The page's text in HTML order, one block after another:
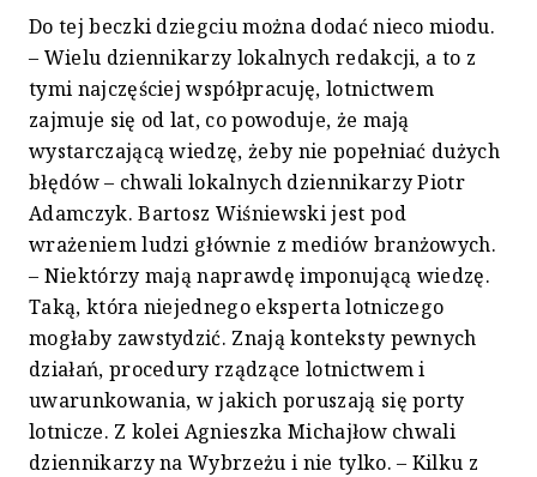
Do tej beczki dziegciu można dodać nieco miodu.
– Wielu dziennikarzy lokalnych redakcji, a to z
tymi najczęściej współpracuję, lotnictwem
zajmuje się od lat, co powoduje, że mają
wystarczającą wiedzę, żeby nie popełniać dużych
błędów – chwali lokalnych dziennikarzy Piotr
Adamczyk. Bartosz Wiśniewski jest pod
wrażeniem ludzi głównie z mediów branżowych.
– Niektórzy mają naprawdę imponującą wiedzę.
Taką, która niejednego eksperta lotniczego
mogłaby zawstydzić. Znają konteksty pewnych
działań, procedury rządzące lotnictwem i
uwarunkowania, w jakich poruszają się porty
lotnicze. Z kolei Agnieszka Michajłow chwali
dziennikarzy na Wybrzeżu i nie tylko. – Kilku z